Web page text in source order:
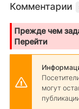
Комментарии
Прежде чем
Перейти
могут